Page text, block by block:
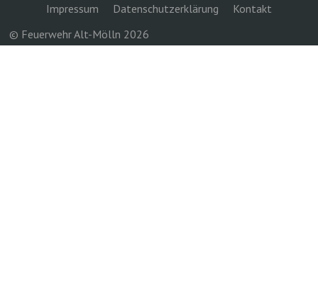
Impressum Datenschutzerklärung
Kontakt
© Feuerwehr Alt-Mölln 2026